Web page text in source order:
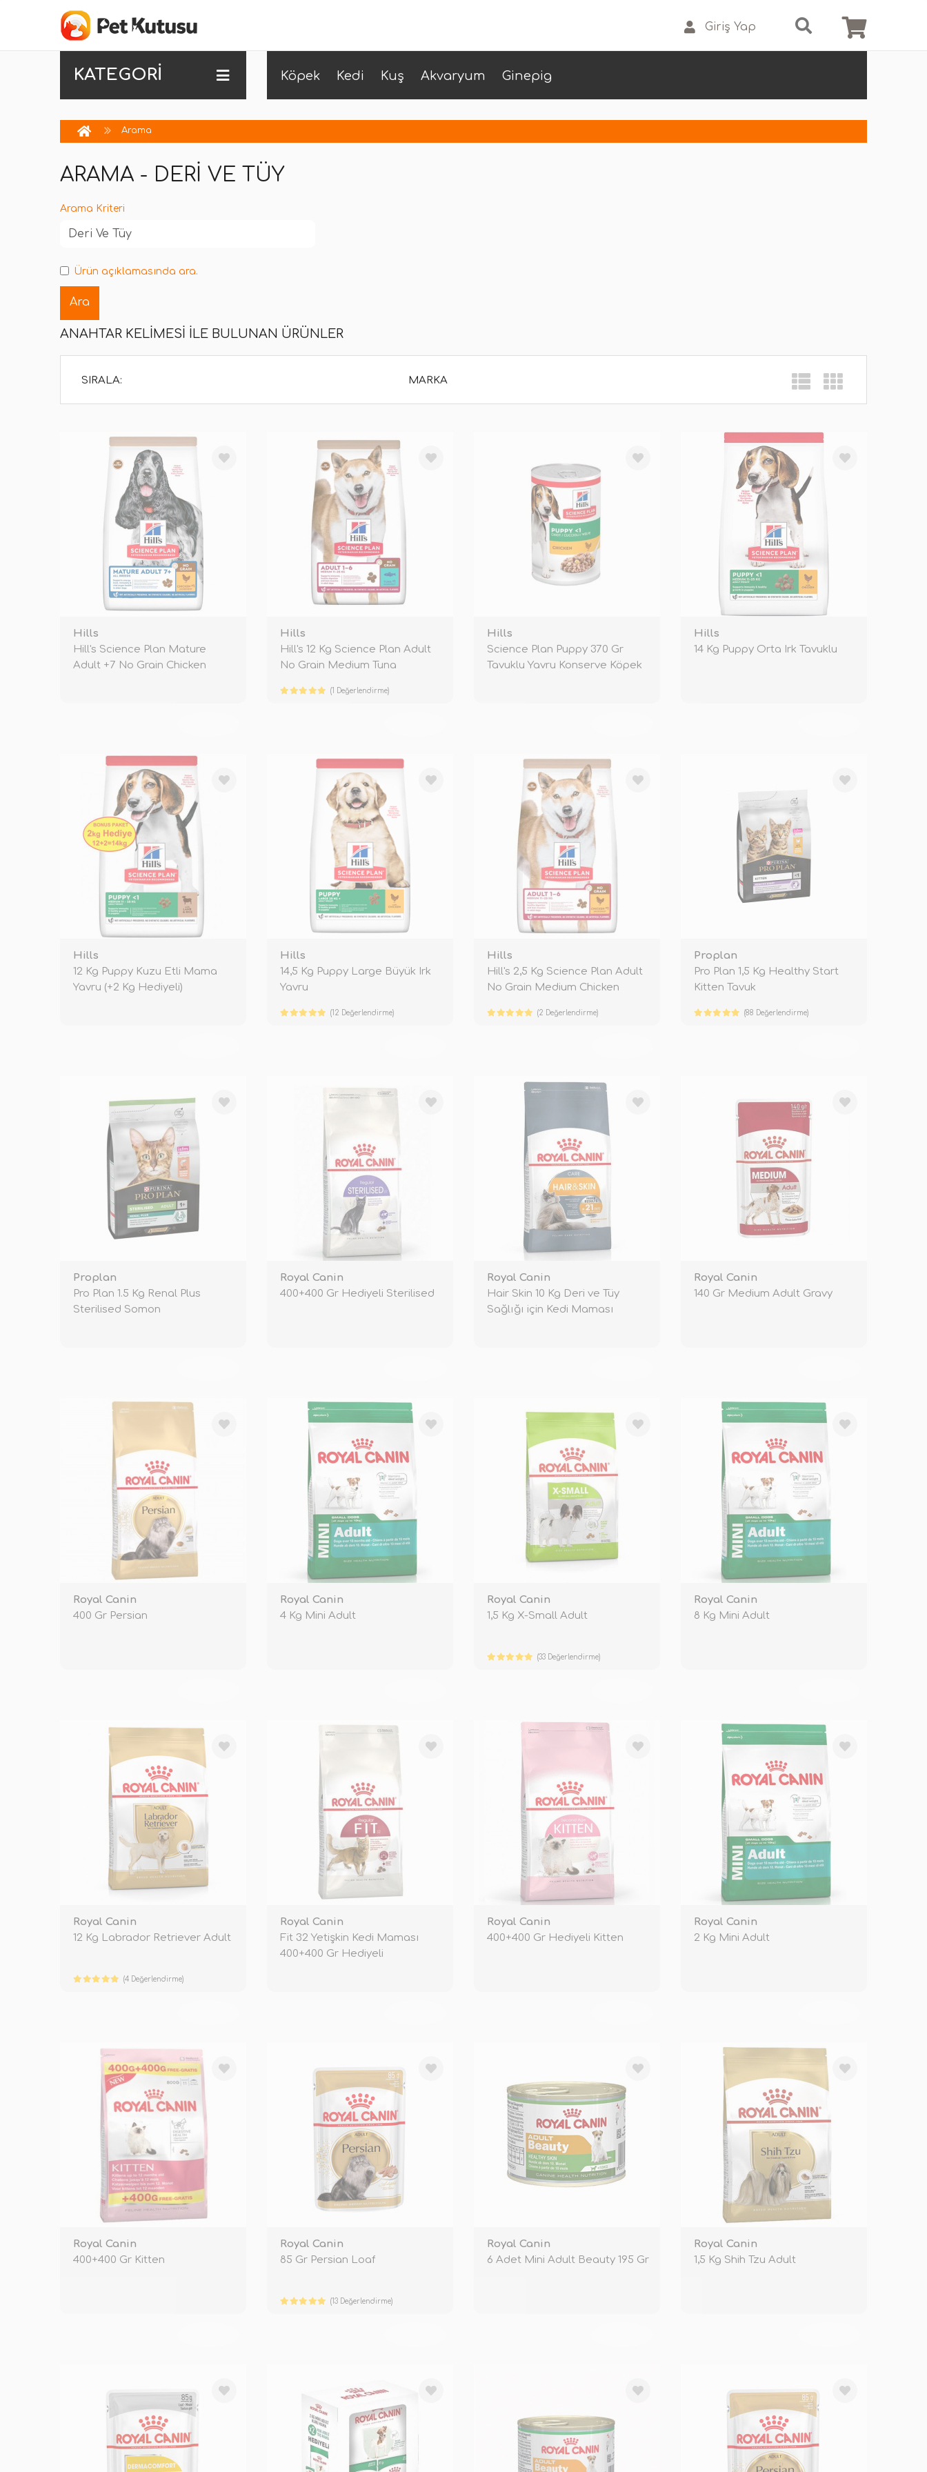
Giriş Yap
KATEGORİ Köpek Kedi Kuş Akvaryum Ginepig
Arama
ARAMA - DERI VE TÜY
Arama Kriteri
Ürün açıklamasında ara.
ANAHTAR KELIMESI ILE BULUNAN ÜRÜNLER
SIRALA: MARKA
Hills
Hill's Science Plan Mature
Adult +7 No Grain Chicken
Hills
Hill's 12 Kg Science Plan Adult
No Grain Medium Tuna
(1 Değerlendirme)
Hills
Science Plan Puppy 370 Gr
Tavuklu Yavru Konserve Köpek
Hills
14 Kg Puppy Orta Irk Tavuklu
Hills
12 Kg Puppy Kuzu Etli Mama
Yavru (+2 Kg Hediyeli)
Hills
14,5 Kg Puppy Large Büyük Irk
Yavru
(12 Değerlendirme)
Hills
Hill's 2,5 Kg Science Plan Adult
No Grain Medium Chicken
(2 Değerlendirme)
Proplan
Pro Plan 1,5 Kg Healthy Start
Kitten Tavuk
(88 Değerlendirme)
Proplan
Pro Plan 1.5 Kg Renal Plus
Sterilised Somon
Royal Canin
400+400 Gr Hediyeli Sterilised
Royal Canin
Hair Skin 10 Kg Deri ve Tüy
Sağlığı için Kedi Maması
Royal Canin
140 Gr Medium Adult Gravy
Royal Canin
400 Gr Persian
Royal Canin
4 Kg Mini Adult
Royal Canin
1,5 Kg X-Small Adult
(33 Değerlendirme)
Royal Canin
8 Kg Mini Adult
Royal Canin
12 Kg Labrador Retriever Adult
(4 Değerlendirme)
Royal Canin
Fit 32 Yetişkin Kedi Maması
400+400 Gr Hediyeli
Royal Canin
400+400 Gr Hediyeli Kitten
Royal Canin
2 Kg Mini Adult
Royal Canin
400+400 Gr Kitten
Royal Canin
85 Gr Persian Loaf
(13 Değerlendirme)
Royal Canin
6 Adet Mini Adult Beauty 195 Gr
Royal Canin
1,5 Kg Shih Tzu Adult